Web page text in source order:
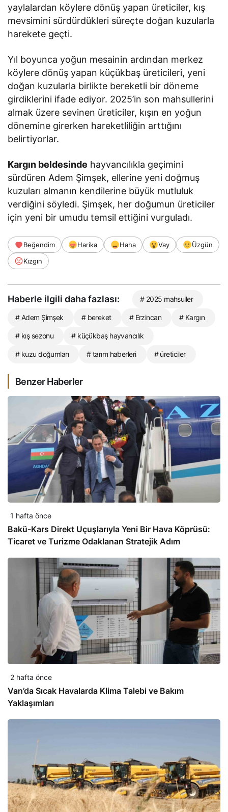
yaylalardan köylere dönüş yapan üreticiler, kış
mevsimini sürdürdükleri süreçte doğan kuzularla
harekete geçti.
Yıl boyunca yoğun mesainin ardından merkez
köylere dönüş yapan küçükbaş üreticileri, yeni
doğan kuzularla birlikte bereketli bir döneme
girdiklerini ifade ediyor. 2025’in son mahsullerini
almak üzere sevinen üreticiler, kışın en yoğun
dönemine girerken hareketliliğin arttığını
belirtiyorlar.
Kargın beldesinde hayvancılıkla geçimini
sürdüren Adem Şimşek, ellerine yeni doğmuş
kuzuları almanın kendilerine büyük mutluluk
verdiğini söyledi. Şimşek, her doğumun üreticiler
için yeni bir umudu temsil ettiğini vurguladı.
Beğendim Harika Haha Vay
Üzgün
Kızgın
Haberle ilgili daha fazlası: # 2025 mahsuller
# Adem Şimşek # bereket # Erzincan # Kargın
# kış sezonu # küçükbaş hayvancılık
# kuzu doğumları # tarım haberleri # üreticiler
Benzer Haberler
1 hafta önce
Bakü-Kars Direkt Uçuşlarıyla Yeni Bir Hava Köprüsü:
Ticaret ve Turizme Odaklanan Stratejik Adım
2 hafta önce
Van’da Sıcak Havalarda Klima Talebi ve Bakım
Yaklaşımları